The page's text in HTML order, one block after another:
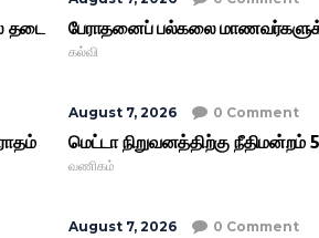
தடை பேராதனைப் பல்கலை
கல்வி
August 7, 2026 0 Comment
மெட்டா நிறுவனத்திற்கு
வணிகம்
August 7, 2026 0 Comment